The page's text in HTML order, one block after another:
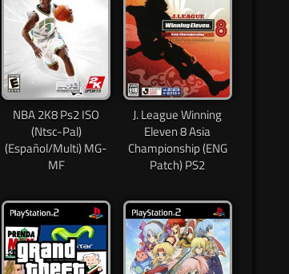
NBA 2K8 Ps2 ISO
(Ntsc-Pal)
(Español/Multi) MG-
MF
J. League Winning
Eleven 8 Asia
Championship (ENG
Patch) PS2